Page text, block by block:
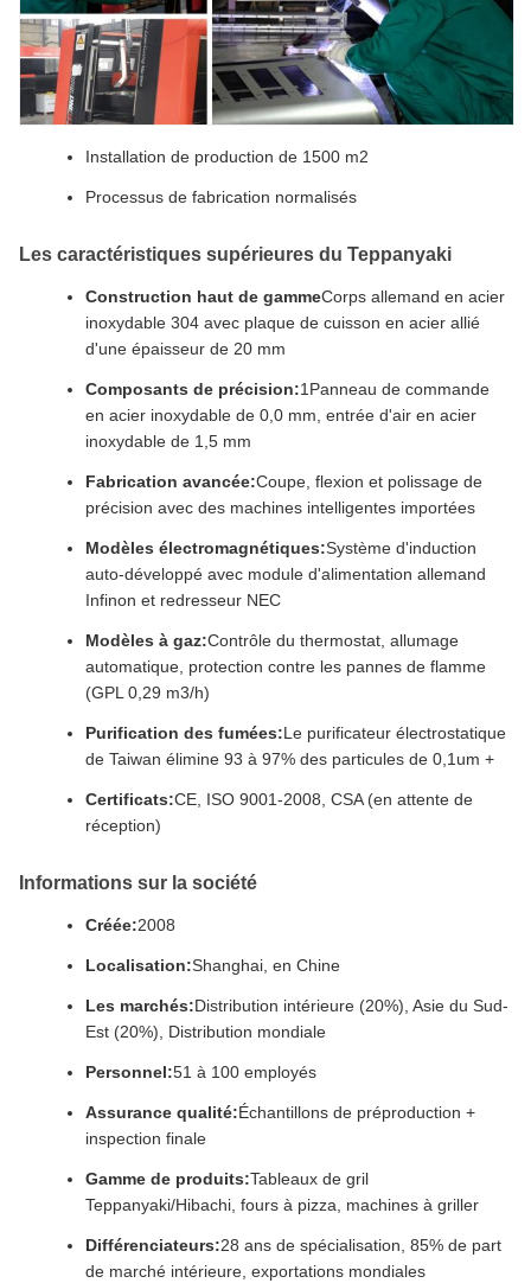
Installation de production de 1500 m2
Processus de fabrication normalisés
Les caractéristiques supérieures du Teppanyaki
Construction haut de gammeCorps allemand en acier
inoxydable 304 avec plaque de cuisson en acier allié
d'une épaisseur de 20 mm
Composants de précision:1Panneau de commande
en acier inoxydable de 0,0 mm, entrée d'air en acier
inoxydable de 1,5 mm
Fabrication avancée:Coupe, flexion et polissage de
précision avec des machines intelligentes importées
Modèles électromagnétiques:Système d'induction
auto-développé avec module d'alimentation allemand
Infinon et redresseur NEC
Modèles à gaz:Contrôle du thermostat, allumage
automatique, protection contre les pannes de flamme
(GPL 0,29 m3/h)
Purification des fumées:Le purificateur électrostatique
de Taiwan élimine 93 à 97% des particules de 0,1um +
Certificats:CE, ISO 9001-2008, CSA (en attente de
réception)
Informations sur la société
Créée:2008
Localisation:Shanghai, en Chine
Les marchés:Distribution intérieure (20%), Asie du Sud-
Est (20%), Distribution mondiale
Personnel:51 à 100 employés
Assurance qualité:Échantillons de préproduction +
inspection finale
Gamme de produits:Tableaux de gril
Teppanyaki/Hibachi, fours à pizza, machines à griller
Différenciateurs:28 ans de spécialisation, 85% de part
de marché intérieure, exportations mondiales